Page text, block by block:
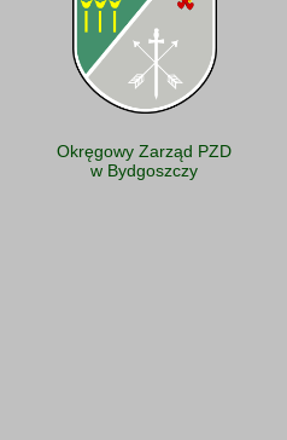
Okręgowy Zarząd PZD
w Bydgoszczy